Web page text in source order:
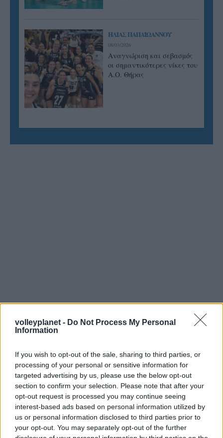
volleyplanet - Do Not Process My Personal
Information
If you wish to opt-out of the sale, sharing to third parties, or
processing of your personal or sensitive information for
targeted advertising by us, please use the below opt-out
section to confirm your selection. Please note that after your
opt-out request is processed you may continue seeing
interest-based ads based on personal information utilized by
us or personal information disclosed to third parties prior to
your opt-out. You may separately opt-out of the further
ΗΛΙΑΣ ΠΑΠΑΪΩΑΝΝΟΥ
08/03/2026
Αναγνώριση και σεβασμός
οι σημαντικότερες νίκες του
Α.Ο. Θήρας